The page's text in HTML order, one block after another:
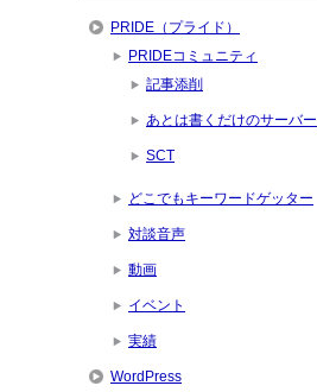
PRIDE（プライド）
PRIDEコミュニティ
記事添削
あとは書くだけのサーバー
SCT
どこでもキーワードゲッター
対談音声
動画
イベント
実績
WordPress